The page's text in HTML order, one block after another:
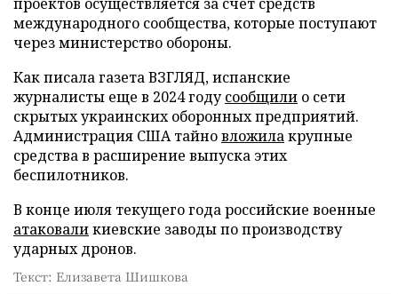
международного сообщества, которые поступают
через министерство обороны.
Как писала газета ВЗГЛЯД, испанские
журналисты еще в 2024 годусообщили о сети
скрытых украинских оборонных предприятий.
Администрация США тайновложилакрупные
средства в расширение выпуска этих
беспилотников.
В конце июля текущего года российские военные
атаковаликиевские заводы по производству
ударных дронов.
Текст: Елизавета Шишкова